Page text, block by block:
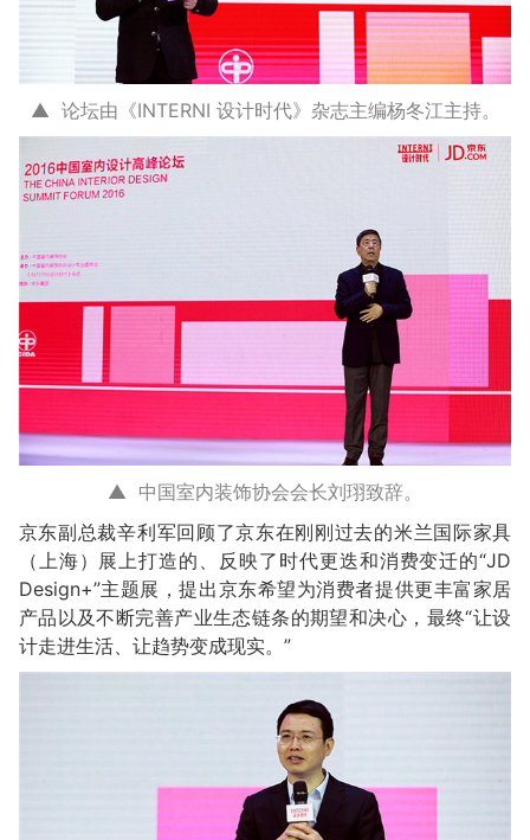
▲ 论坛由《INTERNI 设计时代》杂志主编杨冬江主持。
▲ 中国室内装饰协会会长刘珝致辞。
京东副总裁辛利军回顾了京东在刚刚过去的米兰国际家具
（上海）展上打造的、反映了时代更迭和消费变迁的“JD
Design+”主题展，提出京东希望为消费者提供更丰富家居
产品以及不断完善产业生态链条的期望和决心，最终“让设
计走进生活、让趋势变成现实。”